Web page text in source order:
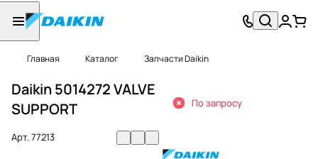
Главная Каталог Запчасти Daikin
Daikin 5014272 VALVE
SUPPORT
Арт.77213
По запросу